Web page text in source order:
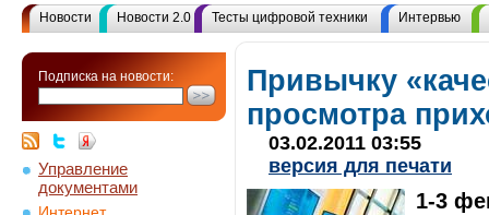
Новости Новости 2.0 Тесты цифровой техники Интервью
Подписка на новости:
Управление
документами
Привычку
просмотра
03.02.2011 03:55
версия для печати
1-3